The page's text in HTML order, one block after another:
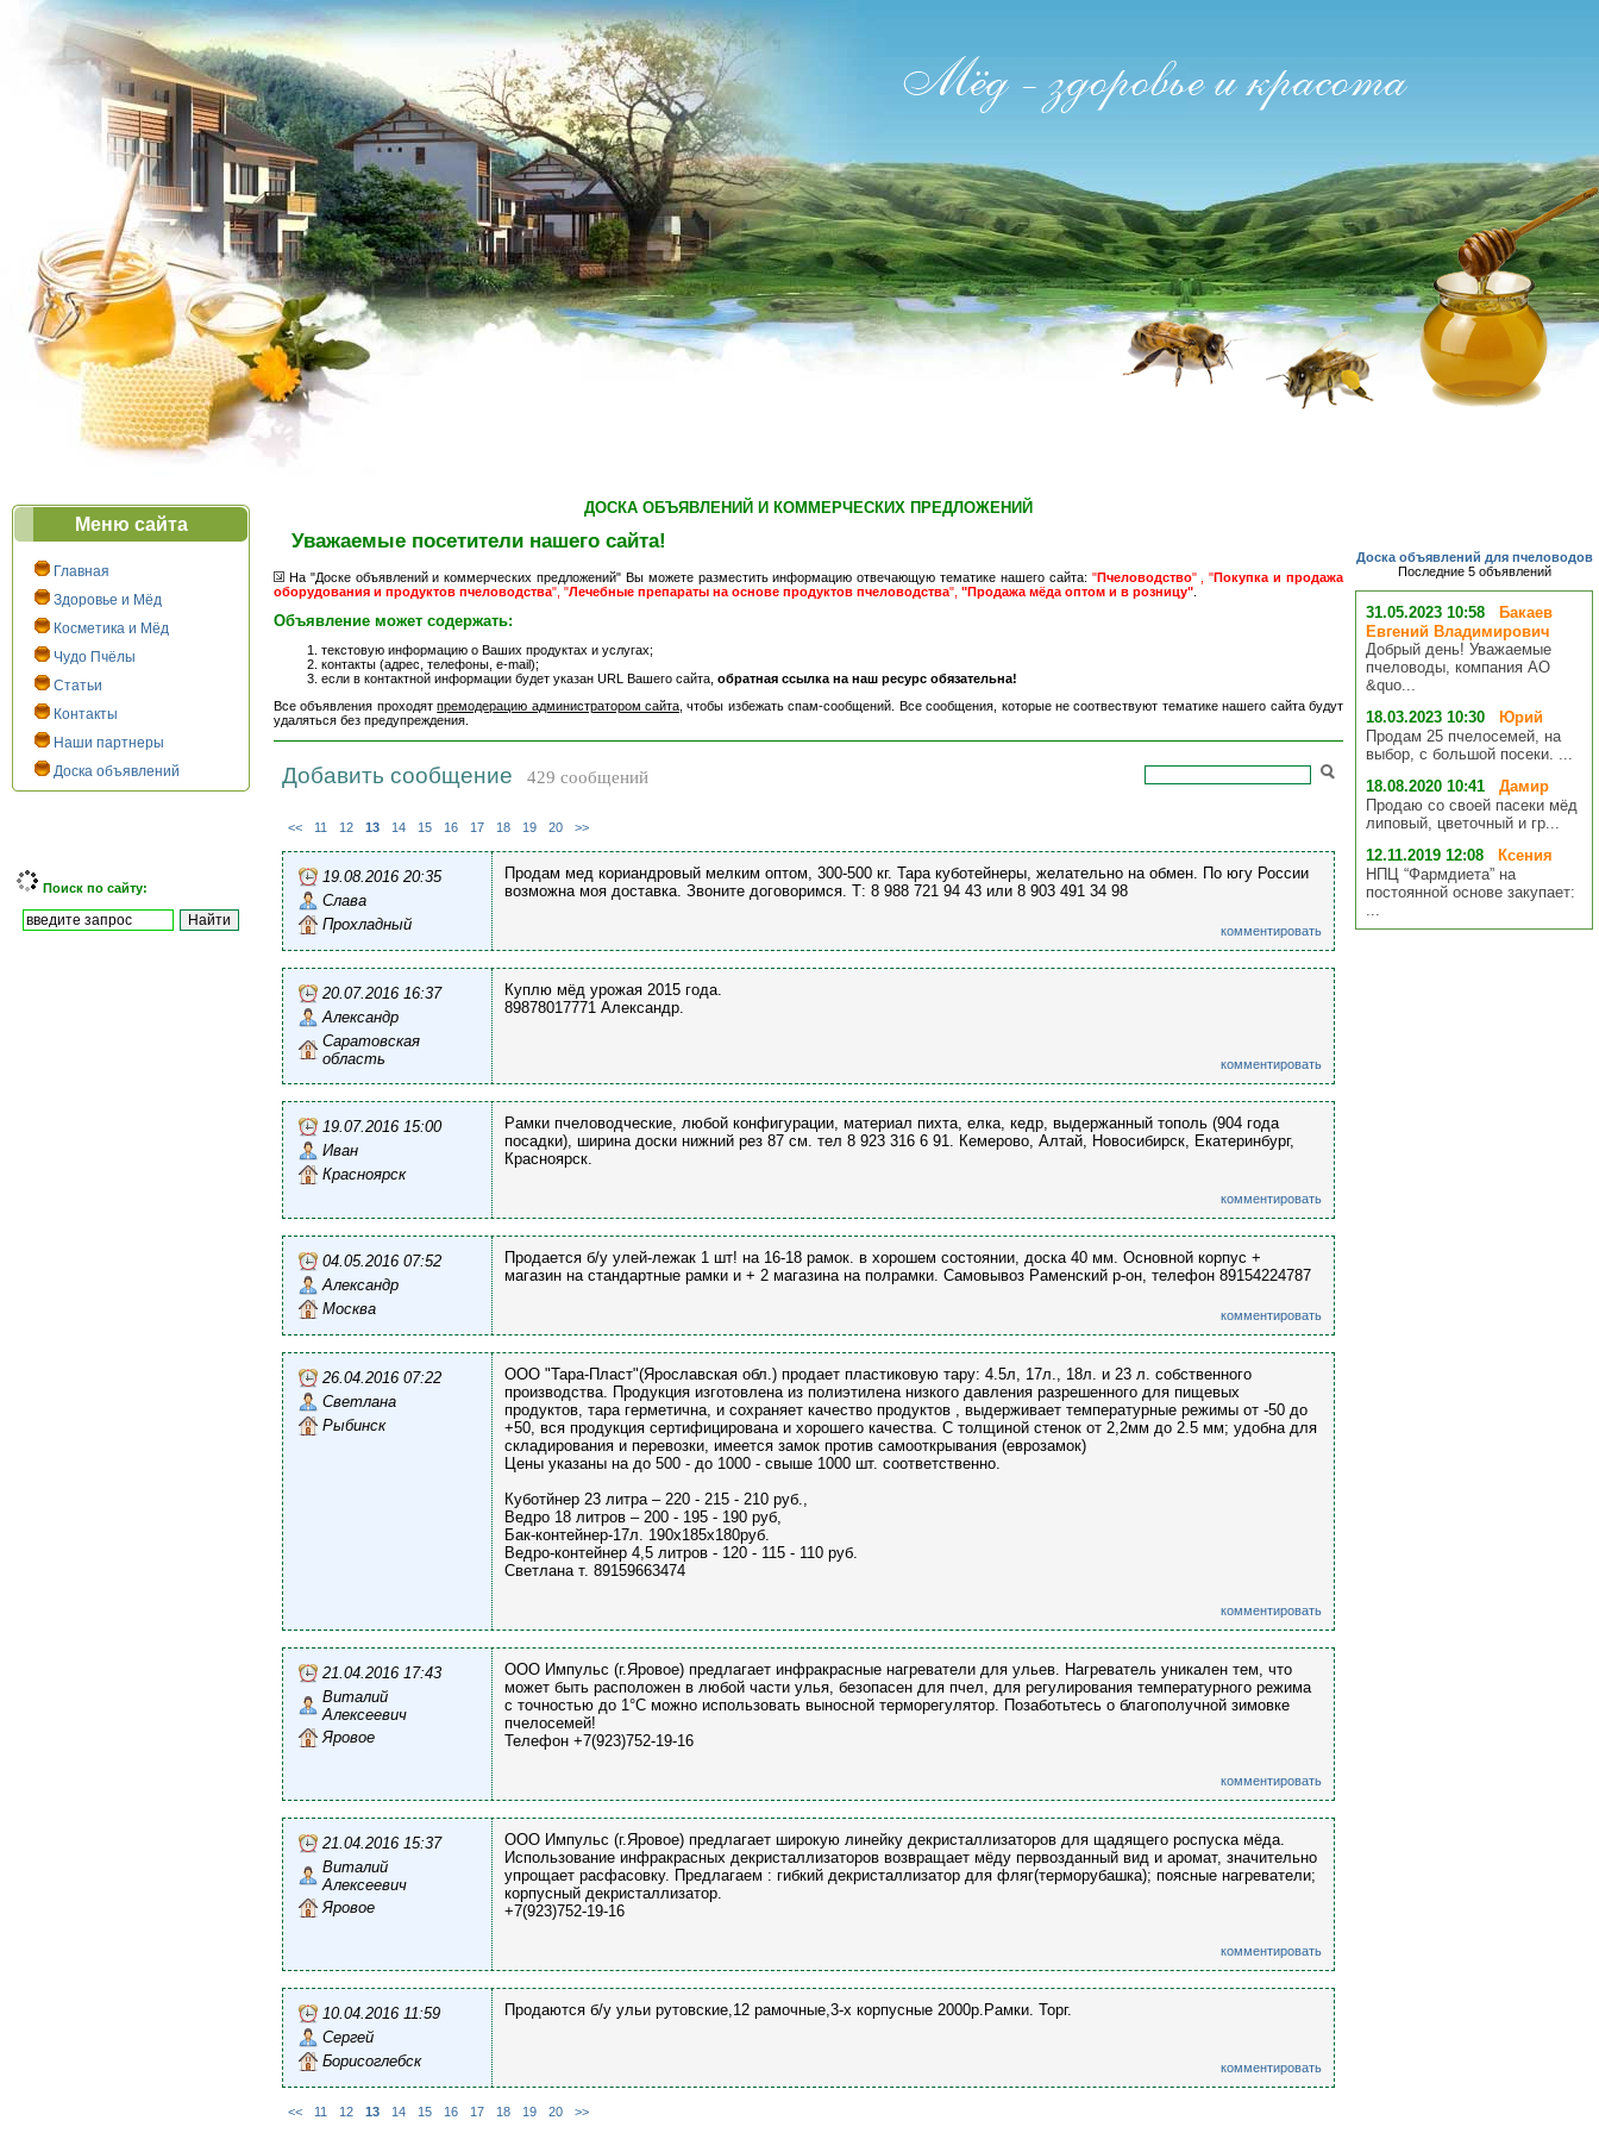
Меню сайта
Главная
Здоровье и Мёд
Косметика и Мёд
Чудо Пчёлы
Статьи
Контакты
Наши партнеры
Доска объявлений
Поиск по сайту:
ДОСКА ОБЪЯВЛЕНИЙ И КОММЕРЧЕСКИХ ПРЕДЛОЖЕНИЙ
Уважаемые посетители нашего сайта!
На "Доске объявлений и коммерческих предложений" Вы можете разместить информацию отвечающую тематике нашего сайта: "Пчеловодство" , "Покупка и продажа
оборудования и продуктов пчеловодства", "Лечебные препараты на основе продуктов пчеловодства", "Продажа мёда оптом и в розницу"
Объявление может содержать:
текстовую информацию о Ваших продуктах и услугах;
контакты (адрес, телефоны, e-mail);
если в контактной информации будет указан URL Вашего сайта, обратная ссылка на наш ресурс обязательна!
Все объявления проходятпремодерацию администратором сайта , чтобы избежать спам-сообщений. Все сообщения, которые не соотвествуют тематике нашего сайта будут
удаляться без предупреждения.
Добавить сообщение 429 сообщений
<< 11 12 13 14 15 16 17 18 19 20 >>
19.08.2016 20:35
Слава
Прохладный
Продам мед кориандровый мелким оптом, 300-500 кг. Тара куботейнеры, желательно на обмен. По югу России
возможна моя доставка. Звоните договоримся. Т: 8 988 721 94 43 или 8 903 491 34 98
комментировать
20.07.2016 16:37
Александр
Саратовская
область
Куплю мёд урожая 2015 года.
89878017771 Александр.
комментировать
19.07.2016 15:00
Иван
Красноярск
Рамки пчеловодческие, любой конфигурации, материал пихта, елка, кедр, выдержанный тополь (904 года
посадки), ширина доски нижний рез 87 см. тел 8 923 316 6 91. Кемерово, Алтай, Новосибирск, Екатеринбург,
Красноярск.
комментировать
04.05.2016 07:52
Александр
Москва
Продается б/у улей-лежак 1 шт! на 16-18 рамок. в хорошем состоянии, доска 40 мм. Основной корпус +
магазин на стандартные рамки и + 2 магазина на полрамки. Самовывоз Раменский р-он, телефон 89154224787
комментировать
26.04.2016 07:22
Светлана
Рыбинск
ООО "Тара-Пласт"(Ярославская обл.) продает пластиковую тару: 4.5л, 17л., 18л. и 23 л. собственного
производства. Продукция изготовлена из полиэтилена низкого давления разрешенного для пищевых
продуктов, тара герметична, и сохраняет качество продуктов , выдерживает температурные режимы от -50 до
+50, вся продукция сертифицирована и хорошего качества. С толщиной стенок от 2,2мм до 2.5 мм; удобна для
складирования и перевозки, имеется замок против самооткрывания (еврозамок)
Цены указаны на до 500 - до 1000 - свыше 1000 шт. соответственно.
Куботйнер 23 литра – 220 - 215 - 210 руб.,
Ведро 18 литров – 200 - 195 - 190 руб,
Бак-контейнер-17л. 190х185х180руб.
Ведро-контейнер 4,5 литров - 120 - 115 - 110 руб.
Светлана т. 89159663474
комментировать
21.04.2016 17:43
Виталий
Алексеевич
Яровое
ООО Импульс (г.Яровое) предлагает инфракрасные нагреватели для ульев. Нагреватель уникален тем, что
может быть расположен в любой части улья, безопасен для пчел, для регулирования температурного режима
с точностью до 1°С можно использовать выносной терморегулятор. Позаботьтесь о благополучной зимовке
пчелосемей!
Телефон +7(923)752-19-16
комментировать
21.04.2016 15:37
Виталий
Алексеевич
Яровое
ООО Импульс (г.Яровое) предлагает широкую линейку декристаллизаторов для щадящего роспуска мёда.
Использование инфракрасных декристаллизаторов возвращает мёду первозданный вид и аромат, значительно
упрощает расфасовку. Предлагаем : гибкий декристаллизатор для фляг(терморубашка); поясные нагреватели;
корпусный декристаллизатор.
+7(923)752-19-16
комментировать
10.04.2016 11:59
Сергей
Борисоглебск
Продаются б/у ульи рутовские,12 рамочные,3-х корпусные 2000р.Рамки. Торг.
комментировать
<< 11 12 13 14 15 16 17 18 19 20 >>
Доска объявлений для пчеловодов
Последние 5 объявлений
31.05.2023 10:58
Бакаев
Евгений Владимирович
Добрый день! Уважаемые
пчеловоды, компания АО
&quo...
18.03.2023 10:30
Юрий
Продам 25 пчелосемей, на
выбор, с большой посеки. ...
18.08.2020 10:41
Дамир
Продаю со своей пасеки мёд
липовый, цветочный и гр...
12.11.2019 12:08
Ксения
НПЦ “Фармдиета” на
постоянной основе закупает:
...